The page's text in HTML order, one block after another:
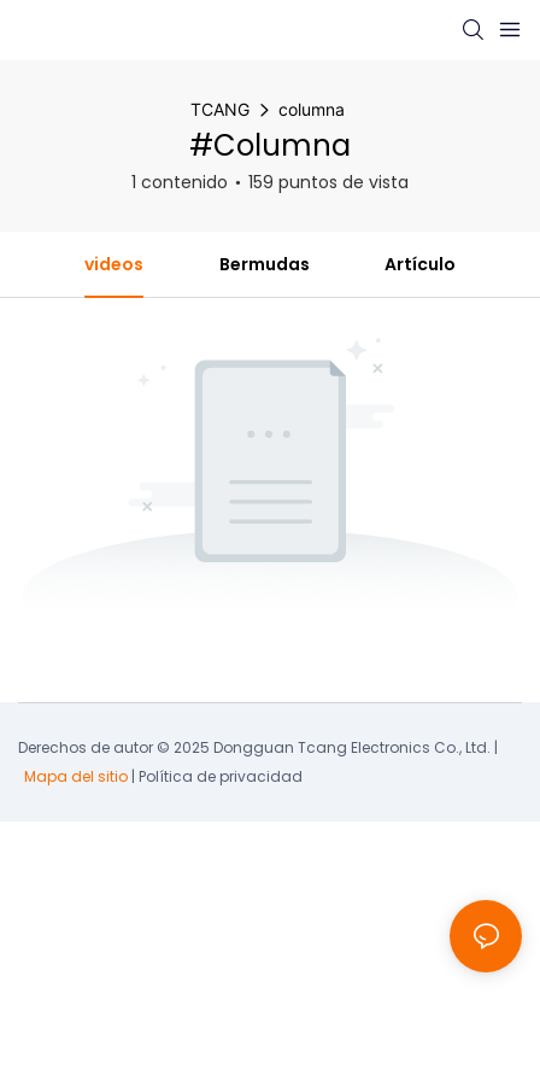
TCANG columna
#columna
1 contenido 159 puntos de vista
videos Bermudas Artículo
Derechos de autor © 2025 Dongguan Tcang Electronics Co., Ltd. |
Mapa del sitio | Política de privacidad